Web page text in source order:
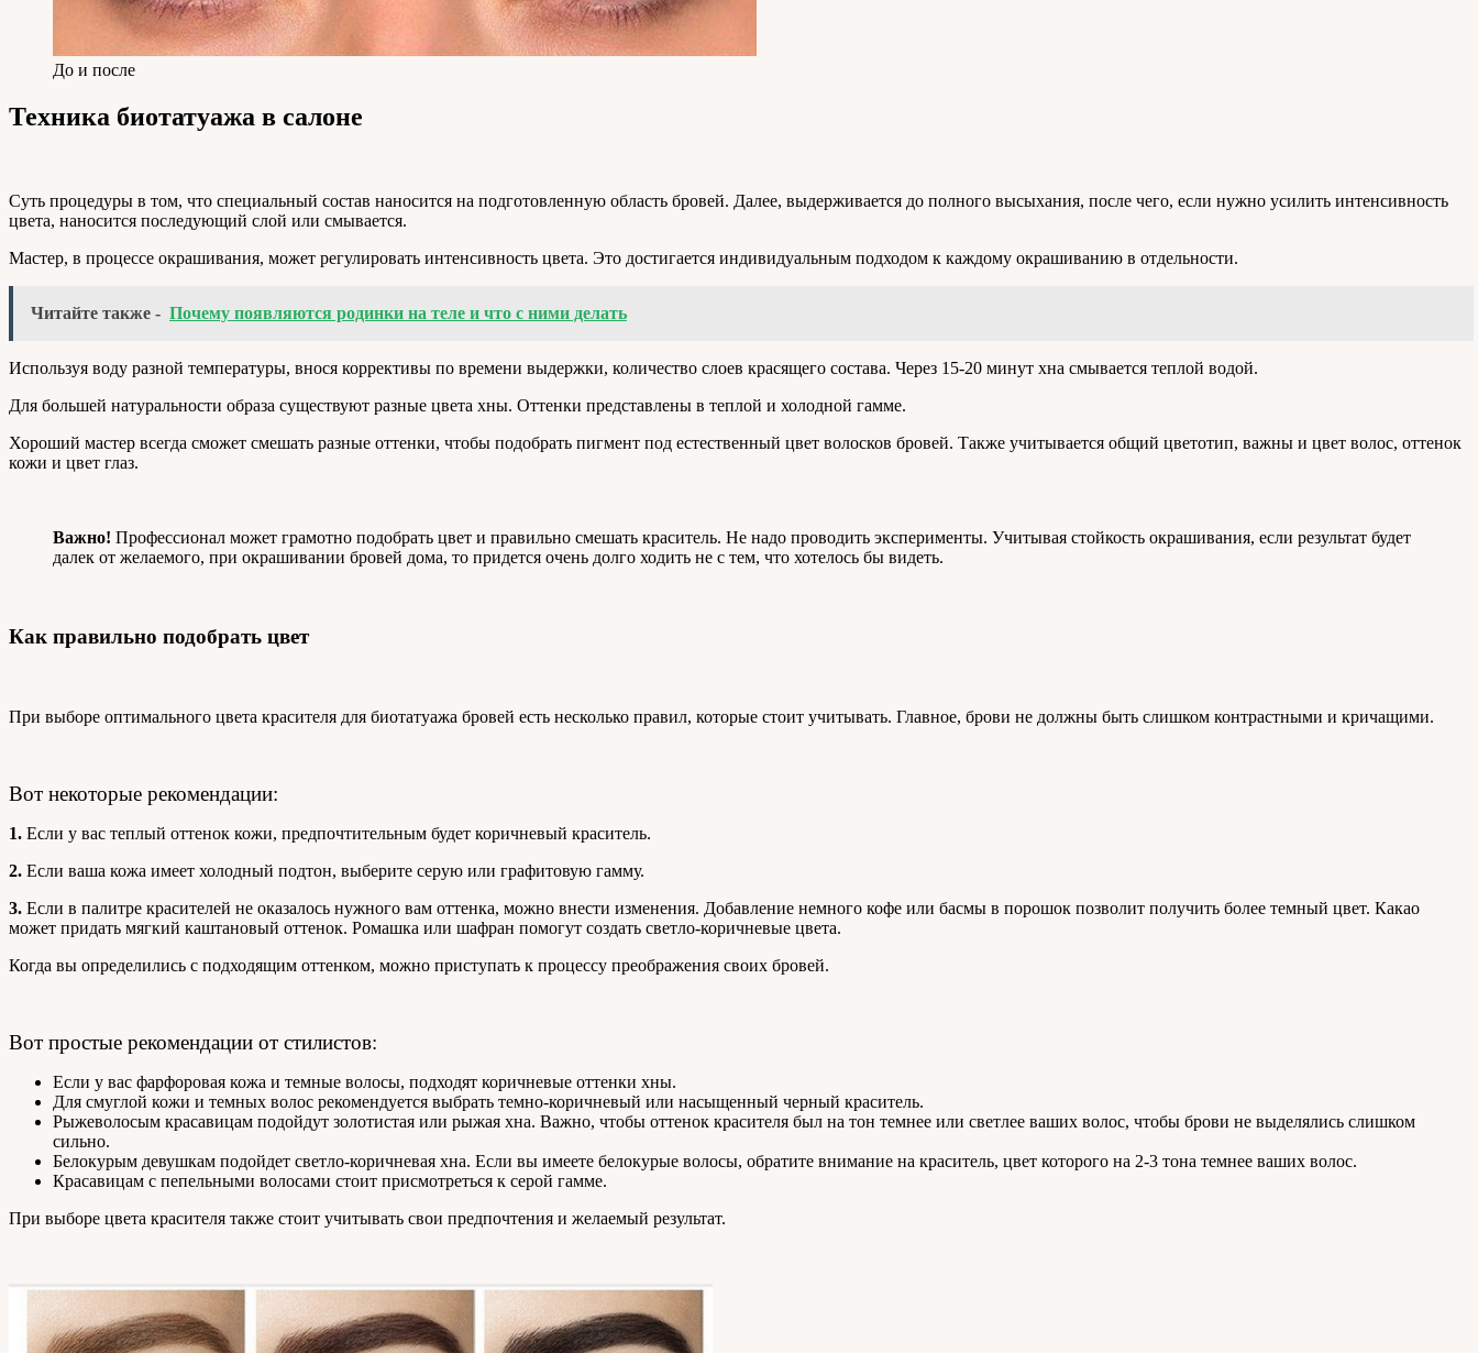
До и после
Техника биотатуажа в салоне
Суть процедуры в том, что специальный состав наносится на подготовленную область бровей. Далее, выдерживается до полного высыхания, после чего, если нужно усилить интенсивность
цвета, наносится последующий слой или смывается.
Мастер, в процессе окрашивания, может регулировать интенсивность цвета. Это достигается индивидуальным подходом к каждому окрашиванию в отдельности.
Читайте также - Почему появляются родинки на теле и что с ними делать
Используя воду разной температуры, внося коррективы по времени выдержки, количество слоев красящего состава. Через 15-20 минут хна смывается теплой водой.
Для большей натуральности образа существуют разные цвета хны. Оттенки представлены в теплой и холодной гамме.
Хороший мастер всегда сможет смешать разные оттенки, чтобы подобрать пигмент под естественный цвет волосков бровей. Также учитывается общий цветотип, важны и цвет волос, оттенок
кожи и цвет глаз.
Важно! Профессионал может грамотно подобрать цвет и правильно смешать краситель. Не надо проводить эксперименты. Учитывая стойкость окрашивания, если результат будет
далек от желаемого, при окрашивании бровей дома, то придется очень долго ходить не с тем, что хотелось бы видеть.
Как правильно подобрать цвет
При выборе оптимального цвета красителя для биотатуажа бровей есть несколько правил, которые стоит учитывать. Главное, брови не должны быть слишком контрастными и кричащими.
Вот некоторые рекомендации:
1. Если у вас теплый оттенок кожи, предпочтительным будет коричневый краситель.
2. Если ваша кожа имеет холодный подтон, выберите серую или графитовую гамму.
3. Если в палитре красителей не оказалось нужного вам оттенка, можно внести изменения. Добавление немного кофе или басмы в порошок позволит получить более темный цвет. Какао
может придать мягкий каштановый оттенок. Ромашка или шафран помогут создать светло-коричневые цвета.
Когда вы определились с подходящим оттенком, можно приступать к процессу преображения своих бровей.
Вот простые рекомендации от стилистов:
Если у вас фарфоровая кожа и темные волосы, подходят коричневые оттенки хны.
Для смуглой кожи и темных волос рекомендуется выбрать темно-коричневый или насыщенный черный краситель.
Рыжеволосым красавицам подойдут золотистая или рыжая хна. Важно, чтобы оттенок красителя был на тон темнее или светлее ваших волос, чтобы брови не выделялись слишком
сильно.
Белокурым девушкам подойдет светло-коричневая хна. Если вы имеете белокурые волосы, обратите внимание на краситель, цвет которого на 2-3 тона темнее ваших волос.
Красавицам с пепельными волосами стоит присмотреться к серой гамме.
При выборе цвета красителя также стоит учитывать свои предпочтения и желаемый результат.